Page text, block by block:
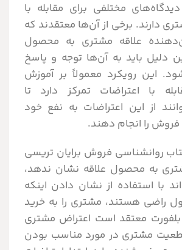
مختلفی برای مقابله با
دارند. برخی از آن‌ها معتقدند که
علاقه مشتری به محصول
دلیل باید به آن‌ها توجه و پاسخ
این رویکرد معمولاً بر آموزش
با اعتراضات تمرکز دارد تا
از این اعتراضات به نفع خود
فروش را انجام دهند.
روانشناسی فروش برایان تریسی
به محصول علاقه نشان ندهد،
با استفاده از نشان دادن اینکه
راضی هستند، مشتری را به خرید
بلفورت معتقد است اعتراض مشتری
مشتری در مورد مناسب بودن